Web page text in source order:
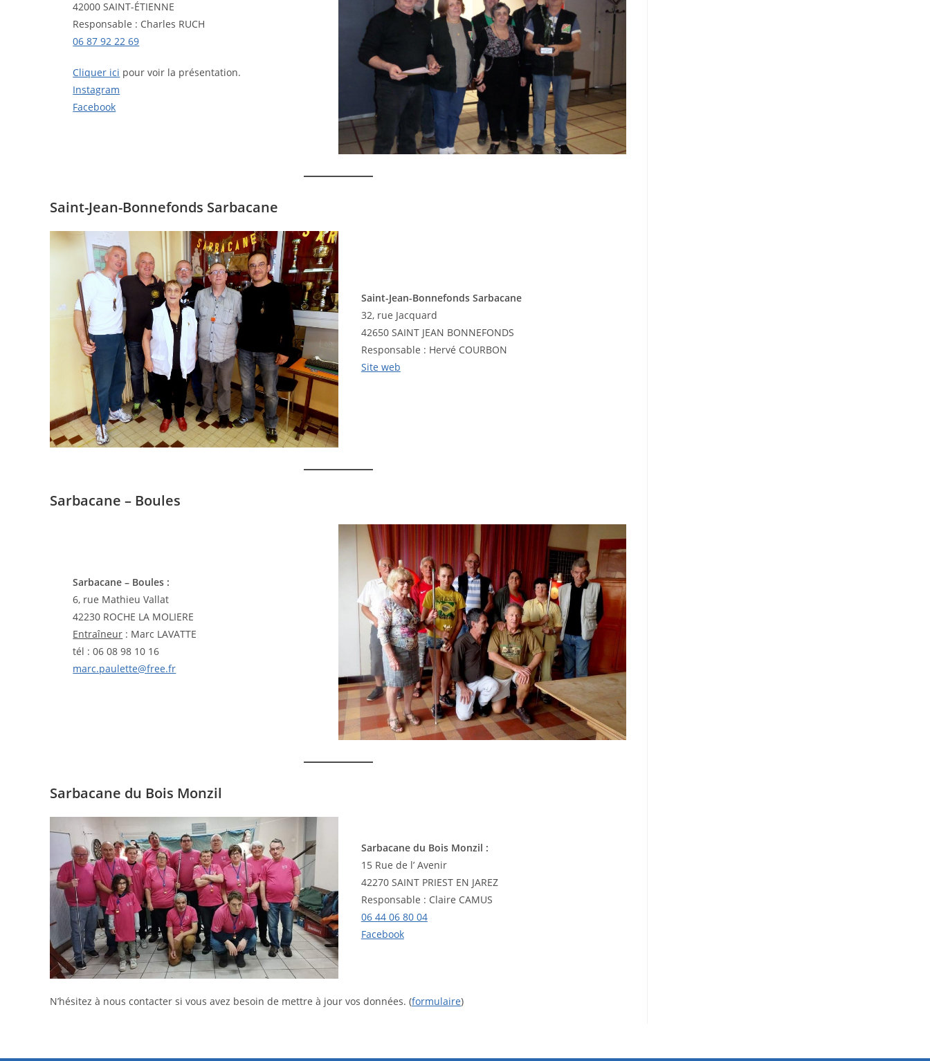
42000 SAINT-ÉTIENNE
Responsable : Charles RUCH
06 87 92 22 69
Cliquer ici pour voir la présentation.
Instagram
Facebook
Saint-Jean-Bonnefonds Sarbacane
Saint-Jean-Bonnefonds Sarbacane
32, rue Jacquard
42650 SAINT JEAN BONNEFONDS
Responsable : Hervé COURBON
Site web
Sarbacane – Boules
Sarbacane – Boules :
6, rue Mathieu Vallat
42230 ROCHE LA MOLIERE
Entraîneur : Marc LAVATTE
tél : 06 08 98 10 16
marc.paulette@free.fr
Sarbacane du Bois Monzil
Sarbacane du Bois Monzil :
15 Rue de l’ Avenir
42270 SAINT PRIEST EN JAREZ
Responsable : Claire CAMUS
06 44 06 80 04
Facebook
N’hésitez à nous contacter si vous avez besoin de mettre à jour vos données. (formulaire)